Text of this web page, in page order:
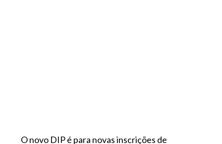
O novo DIP é para novas inscrições de